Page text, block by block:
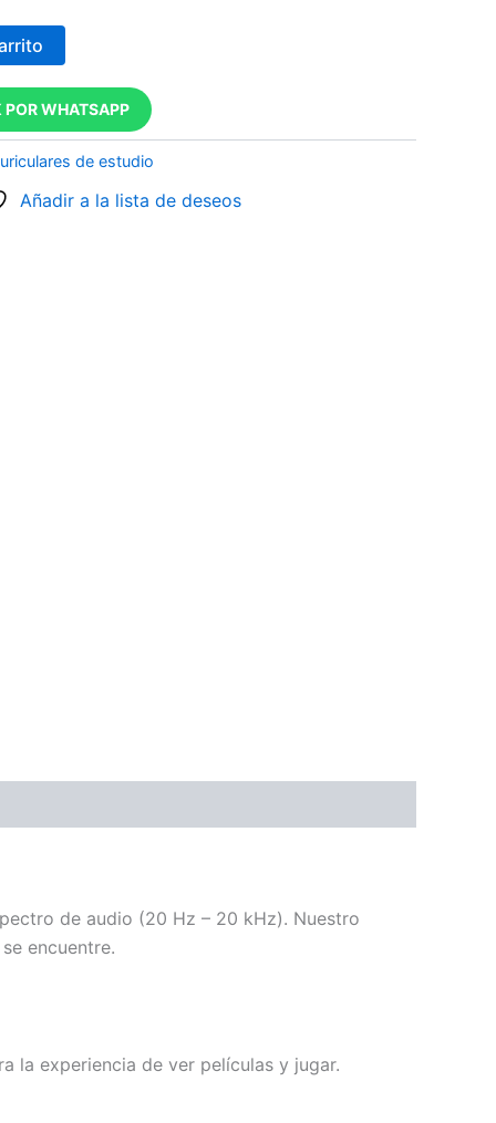
WHATSAPP
de estudio
Añadir a la lista de deseos
de audio (20 Hz – 20 kHz). Nuestro
encuentre.
la experiencia de ver películas y jugar.